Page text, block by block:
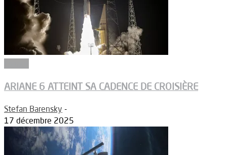
ARIANE 6 ATTEINT SA CADENCE DE CROISIÈRE
Stefan Barensky -
17 décembre 2025